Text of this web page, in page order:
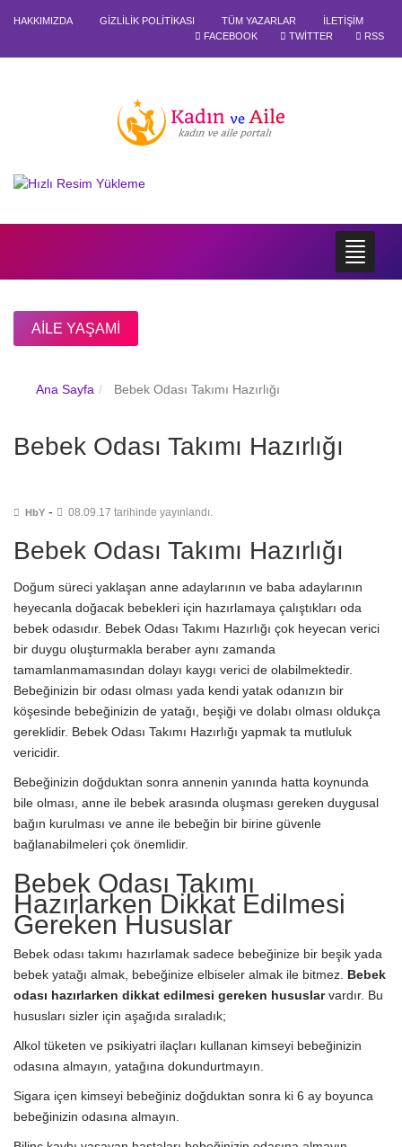
HAKKIMIZDA GIZLILIK POLITIKASI TÜM YAZARLAR
İLETIŞIM
FACEBOOK
TWITTER RSS
AILE YAŞAMI
Ana Sayfa Bebek Odası Takımı Hazırlığı
Bebek Odası Takımı Hazırlığı
HbY - 08.09.17 tarihinde yayınlandı.
Bebek Odası Takımı Hazırlığı
Doğum süreci yaklaşan anne adaylarının ve baba adaylarının
heyecanla doğacak bebekleri için hazırlamaya çalıştıkları oda
bebek odasıdır. Bebek Odası Takımı Hazırlığı çok heyecan verici
bir duygu oluşturmakla beraber aynı zamanda
tamamlanmamasından dolayı kaygı verici de olabilmektedir.
Bebeğinizin bir odası olması yada kendi yatak odanızın bir
köşesinde bebeğinizin de yatağı, beşiği ve dolabı olması oldukça
gereklidir. Bebek Odası Takımı Hazırlığı yapmak ta mutluluk
vericidir.
Bebeğinizin doğduktan sonra annenin yanında hatta koynunda
bile olması, anne ile bebek arasında oluşması gereken duygusal
bağın kurulması ve anne ile bebeğin bir birine güvenle
bağlanabilmeleri çok önemlidir.
Bebek Odası Takımı
Hazırlarken Dikkat Edilmesi
Gereken Hususlar
Bebek odası takımı hazırlamak sadece bebeğinize bir beşik yada
bebek yatağı almak, bebeğinize elbiseler almak ile bitmez. Bebek
odası hazırlarken dikkat edilmesi gereken hususlarvardır. Bu
hususları sizler için aşağıda sıraladık;
Alkol tüketen ve psikiyatri ilaçları kullanan kimseyi bebeğinizin
odasına almayın, yatağına dokundurtmayın.
Sigara içen kimseyi bebeğiniz doğduktan sonra ki 6 ay boyunca
bebeğinizin odasına almayın.